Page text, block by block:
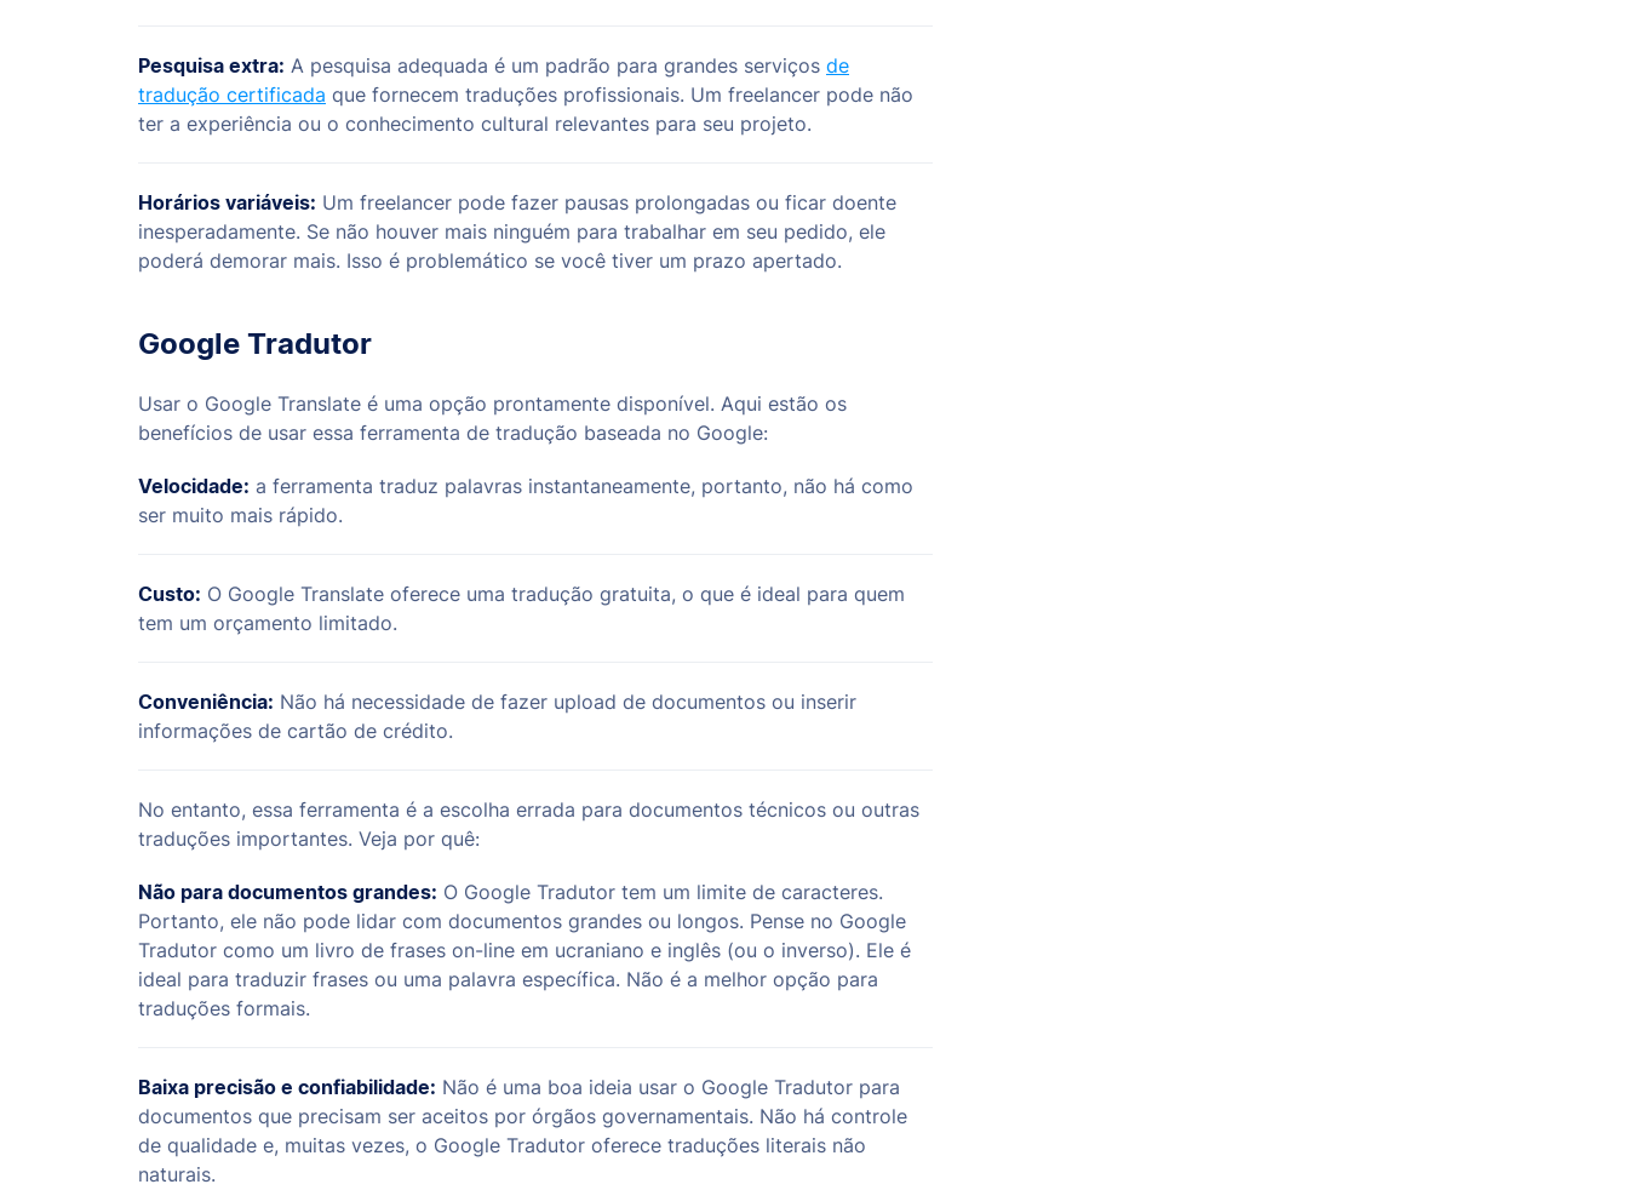
Pesquisa extra: A pesquisa adequada é um padrão para grandes serviços de
tradução certificada que fornecem traduções profissionais. Um freelancer pode não
ter a experiência ou o conhecimento cultural relevantes para seu projeto.
Horários variáveis: Um freelancer pode fazer pausas prolongadas ou ficar doente
inesperadamente. Se não houver mais ninguém para trabalhar em seu pedido, ele
poderá demorar mais. Isso é problemático se você tiver um prazo apertado.
Google Tradutor
Usar o Google Translate é uma opção prontamente disponível. Aqui estão os
benefícios de usar essa ferramenta de tradução baseada no Google:
Velocidade: a ferramenta traduz palavras instantaneamente, portanto, não há como
ser muito mais rápido.
Custo: O Google Translate oferece uma tradução gratuita, o que é ideal para quem
tem um orçamento limitado.
Conveniência: Não há necessidade de fazer upload de documentos ou inserir
informações de cartão de crédito.
No entanto, essa ferramenta é a escolha errada para documentos técnicos ou outras
traduções importantes. Veja por quê:
Não para documentos grandes: O Google Tradutor tem um limite de caracteres.
Portanto, ele não pode lidar com documentos grandes ou longos. Pense no Google
Tradutor como um livro de frases on-line em ucraniano e inglês (ou o inverso). Ele é
ideal para traduzir frases ou uma palavra específica. Não é a melhor opção para
traduções formais.
Baixa precisão e confiabilidade: Não é uma boa ideia usar o Google Tradutor para
documentos que precisam ser aceitos por órgãos governamentais. Não há controle
de qualidade e, muitas vezes, o Google Tradutor oferece traduções literais não
naturais.